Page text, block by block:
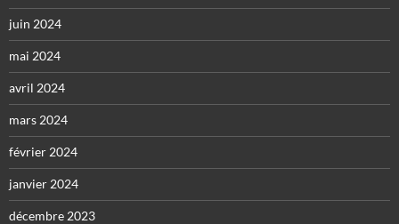
juin 2024
mai 2024
avril 2024
mars 2024
février 2024
janvier 2024
décembre 2023